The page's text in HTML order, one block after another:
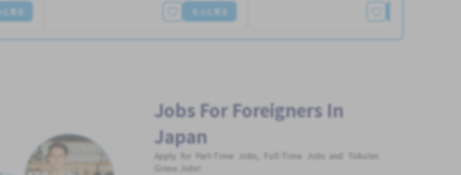
見る もっと見る
Jobs For Foreigners In
Japan
Apply for Part-Time Jobs, Full-Time Jobs and Tokutei
Ginou Jobs!